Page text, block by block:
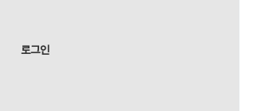
로그인